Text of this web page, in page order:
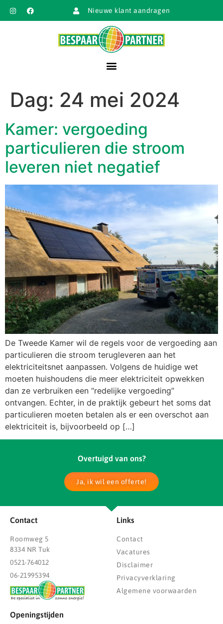
Nieuwe klant aandragen
Dag: 24 mei 2024
Kamer: vergoeding
particulieren die stroom
leveren niet negatief
De Tweede Kamer wil de regels voor de vergoeding aan
particulieren die stroom terugleveren aan het
elektriciteitsnet aanpassen. Volgens de huidige wet
moeten huishoudens die meer elektriciteit opwekken
dan ze verbruiken een “redelijke vergoeding”
ontvangen. Echter, in de praktijk gebeurt het soms dat
particulieren moeten betalen als er een overschot aan
elektriciteit is, bijvoorbeeld op […]
Overtuigd van ons?
Ja, ik wil een offerte!
Contact
Roomweg 5
8334 NR Tuk
0521-764012
06-21995394
Links
Contact
Vacatures
Disclaimer
Privacyverklaring
Algemene voorwaarden
Openingstijden